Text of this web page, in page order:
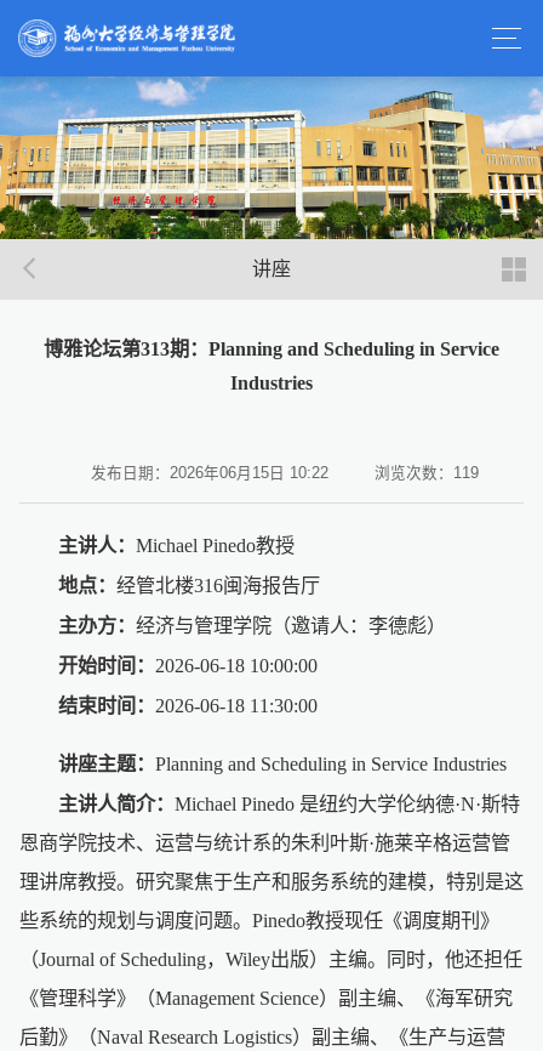
讲座
博雅论坛第313期：Planning and Scheduling in Service
Industries
发布日期：2026年06月15日 10:22 浏览次数： 119
主讲人：Michael Pinedo教授
地点：经管北楼316闽海报告厅
主办方：经济与管理学院（邀请人：李德彪）
开始时间： 2026-06-18 10:00:00
结束时间： 2026-06-18 11:30:00
讲座主题：Planning and Scheduling in Service Industries
主讲人简介：Michael Pinedo 是纽约大学伦纳德·N·斯特
恩商学院技术、运营与统计系的朱利叶斯·施莱辛格运营管
理讲席教授。研究聚焦于生产和服务系统的建模，特别是这
些系统的规划与调度问题。Pinedo教授现任《调度期刊》
（Journal of Scheduling，Wiley出版）主编。同时，他还担任
《管理科学》（Management Science）副主编、《海军研究
后勤》（Naval Research Logistics）副主编、《生产与运营